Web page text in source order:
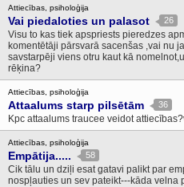
Attiecības, psiholoģija
Vai piedaloties un palasot 26
Visu to kas tiek apspriests pieredzes
komentētāji pārsvarā sacenšas ,vai nu
savstarpēji viens otru kaut kā
rēķina?
Attiecības, psiholoģija
Attaalums starp pilsētām 36
Kpc attaalums traucee veidot
Attiecības, psiholoģija
Empātija..... 58
Cik tālu un dziļi esat gatavi palikt par
nospļauties un sev pateikt---kāda velna